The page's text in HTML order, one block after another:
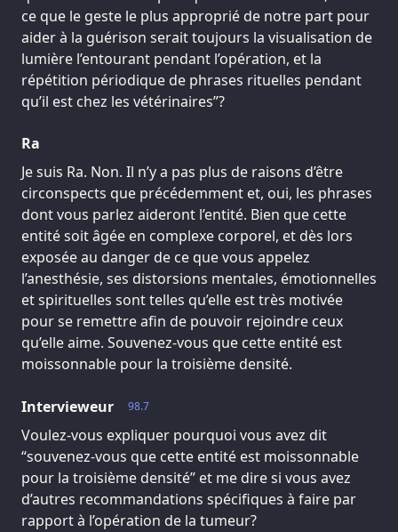
ce que le geste le plus approprié de notre part pour
aider à la guérison serait toujours la visualisation de
lumière l’entourant pendant l’opération, et la
répétition périodique de phrases rituelles pendant
qu’il est chez les vétérinaires”?
Ra
Je suis Ra. Non. Il n’y a pas plus de raisons d’être
circonspects que précédemment et, oui, les phrases
dont vous parlez aideront l’entité. Bien que cette
entité soit âgée en complexe corporel, et dès lors
exposée au danger de ce que vous appelez
l’anesthésie, ses distorsions mentales, émotionnelles
et spirituelles sont telles qu’elle est très motivée
pour se remettre afin de pouvoir rejoindre ceux
qu’elle aime. Souvenez-vous que cette entité est
moissonnable pour la troisième densité.
98.7
Intervieweur
Voulez-vous expliquer pourquoi vous avez dit
“souvenez-vous que cette entité est moissonnable
pour la troisième densité” et me dire si vous avez
d’autres recommandations spécifiques à faire par
rapport à l’opération de la tumeur?